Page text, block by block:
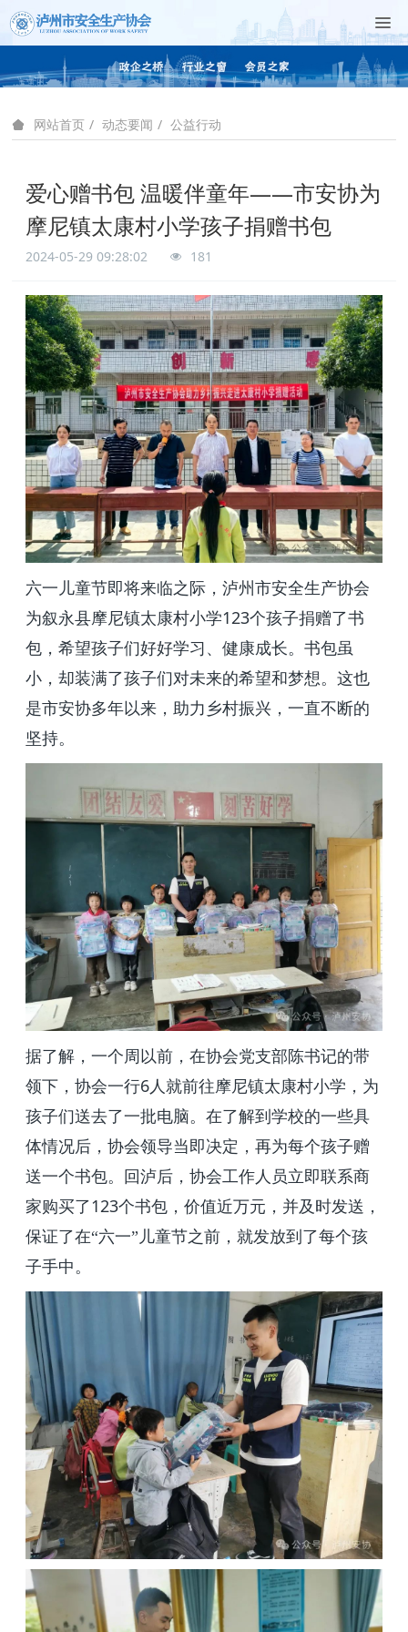
网站首页 动态要闻 公益行动
爱心赠书包 温暖伴童年——市安协为
摩尼镇太康村小学孩子捐赠书包
2024-05-29 09:28:02 181
六一儿童节即将来临之际，泸州市安全生产协会
为叙永县摩尼镇太康村小学123个孩子捐赠了书
包，希望孩子们好好学习、健康成长。书包虽
小，却装满了孩子们对未来的希望和梦想。这也
是市安协多年以来，助力乡村振兴，一直不断的
坚持。
据了解，一个周以前，在协会党支部陈书记的带
领下，协会一行6人就前往摩尼镇太康村小学，为
孩子们送去了一批电脑。在了解到学校的一些具
体情况后，协会领导当即决定，再为每个孩子赠
送一个书包。回泸后，协会工作人员立即联系商
家购买了123个书包，价值近万元，并及时发送，
保证了在“六一”儿童节之前，就发放到了每个孩
子手中。